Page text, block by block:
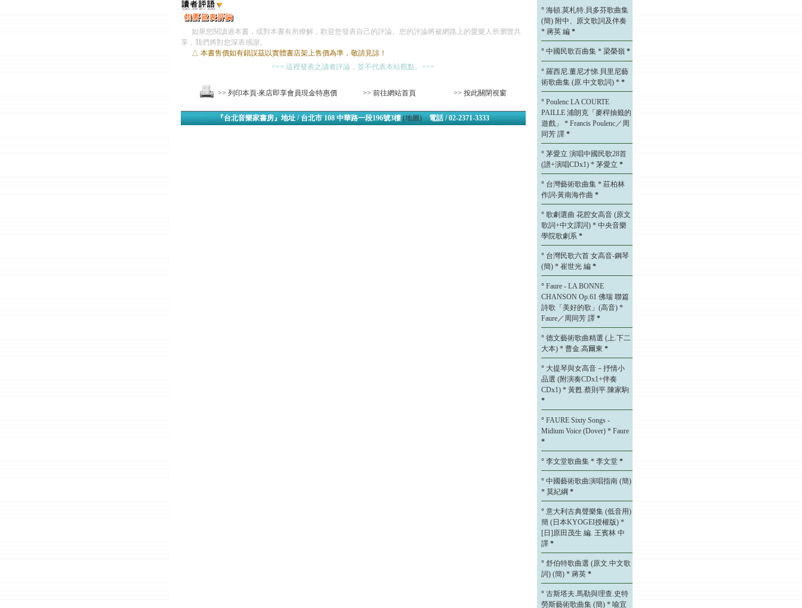
如果您閱讀過本書，或對本書有所瞭解，歡迎您發表自己的評論。您的評論將被網路上的愛樂人所瀏覽共
享，我們將對您深表感謝。
△ 本書售價如有錯誤茲以實體書店架上售價為準，敬請見諒！
=== 這裡發表之讀者評論，並不代表本站觀點。===
>> 列印本頁‧來店即享會員現金特惠價 >> 前往網站首頁 >> 按此關閉視窗
『台北音樂家書房』地址 / 台北市 108 中華路一段196號3樓(地圖)電話 / 02-2371-3333
° 海頓.莫札特.貝多芬歌曲集
(簡) 附中、原文歌詞及伴奏
* 蔣英 編 *
° 中國民歌百曲集 * 梁榮嶺 *
° 羅西尼.董尼才悌.貝里尼藝
術歌曲集 (原.中文歌詞) * *
° Poulenc LA COURTE
PAILLE 浦朗克「麥稈抽籤的
遊戲」 * Francis Poulenc／周
同芳 譯 *
° 茅愛立 演唱中國民歌28首
(譜+演唱CDx1) * 茅愛立 *
° 台灣藝術歌曲集 * 莊柏林
作詞‧黃南海作曲 *
° 歌劇選曲 花腔女高音 (原文
歌詞+中文譯詞) * 中央音樂
學院歌劇系 *
° 台灣民歌六首 女高音-鋼琴
(簡) * 崔世光 編 *
° Faure - LA BONNE
CHANSON Op.61 佛瑞 聯篇
詩歌「美好的歌」(高音) *
Faure／周同芳 譯 *
° 德文藝術歌曲精選 (上.下二
大本) * 曹金.高爾東 *
° 大提琴與女高音－抒情小
品選 (附演奏CDx1+伴奏
CDx1) * 黃甦.蔡則平.陳家駒
*
° FAURE Sixty Songs -
Midium Voice (Dover) * Faure
*
° 李文堂歌曲集 * 李文堂 *
° 中國藝術歌曲演唱指南 (簡)
* 莫紀綱 *
° 意大利古典聲樂集 (低音用)
簡 (日本KYOGEI授權版) *
[日]原田茂生 編. 王賓林 中
譯 *
° 舒伯特歌曲選 (原文.中文歌
詞) (簡) * 蔣英 *
° 古斯塔夫.馬勒與理查.史特
勞斯藝術歌曲集 (簡) * 喻宜